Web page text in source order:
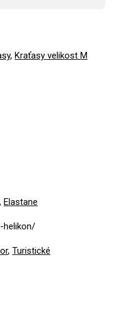
, Kraťasy velikost M
, Elastane
helikon/
, Turistické